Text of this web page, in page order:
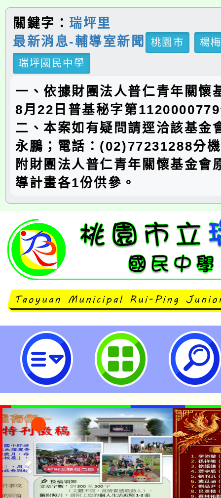
關鍵字： 瑞坪里
最新消息-輔導室新聞
桃園市
楊
瑞坪國民中學
一、依據財團法人普仁青年關懷
8月22日普基秘字第
二、本案如有疑問請逕洽該基金
永鵬；電話：(02)77231288分
附財團法人普仁青年關懷基金會
導計畫各1份供參。
neilrpjhstyc網站設計者：徐嘉